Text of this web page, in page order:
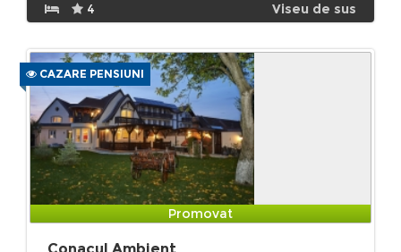
4 Viseu de sus
CAZARE PENSIUNI
Promovat